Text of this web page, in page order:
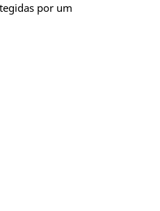
por um